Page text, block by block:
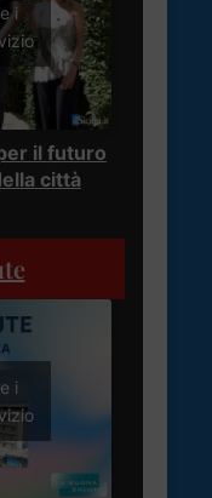
i
il futuro
città
i